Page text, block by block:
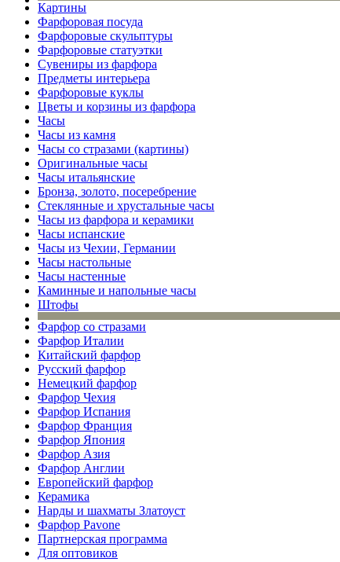
Картины
Фарфоровая посуда
Фарфоровые скульптуры
Фарфоровые статуэтки
Сувениры из фарфора
Предметы интерьера
Фарфоровые куклы
Цветы и корзины из фарфора
Часы
Часы из камня
Часы со стразами (картины)
Оригинальные часы
Часы итальянские
Бронза, золото, посеребрение
Стеклянные и хрустальные часы
Часы из фарфора и керамики
Часы испанские
Часы из Чехии, Германии
Часы настольные
Часы настенные
Каминные и напольные часы
Штофы
Фарфор со стразами
Фарфор Италии
Китайский фарфор
Русский фарфор
Немецкий фарфор
Фарфор Чехия
Фарфор Испания
Фарфор Франция
Фарфор Япония
Фарфор Азия
Фарфор Англии
Европейский фарфор
Керамика
Нарды и шахматы Златоуст
Фарфор Pavone
Партнерская программа
Для оптовиков